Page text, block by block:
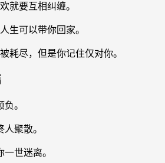
就要互相纠缠。
生可以带你回家。
耗尽，但是你记住仅对你。
。
聚散。
世迷离。